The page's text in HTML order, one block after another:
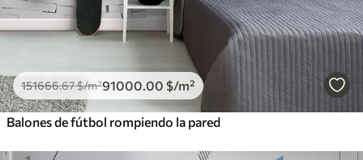
151666.67$/m²91000 .00 $/m²
Balones de fútbol rompiendo la pared